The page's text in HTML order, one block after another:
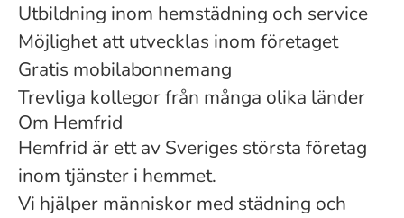
Utbildning inom hemstädning och service
Möjlighet att utvecklas inom företaget
Gratis mobilabonnemang
Trevliga kollegor från många olika länder
Om Hemfrid
Hemfrid är ett av Sveriges största företag
inom tjänster i hemmet.
Vi hjälper människor med städning och